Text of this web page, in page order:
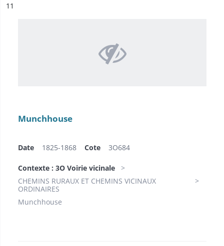
n°
11
Munchhouse
Date 1825-1868 Cote 3O684
Contexte : 3O Voirie vicinale
CHEMINS RURAUX ET CHEMINS VICINAUX
ORDINAIRES
Munchhouse